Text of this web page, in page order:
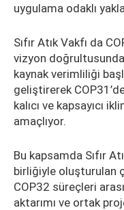
uygulama odaklı
Sıfır Atık Vakfı da
vizyon
kaynak verimliliği
geliştirerek
kalıcı ve kapsayıcı
amaçlıyor.
Bu kapsamda Sıfır
birliğiyle oluşturulan
COP32 süreçleri
aktarımı ve ortak